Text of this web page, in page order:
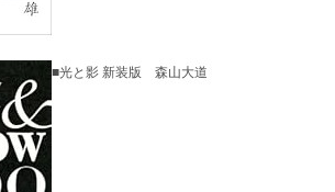
■光と影 新装版 森山大道